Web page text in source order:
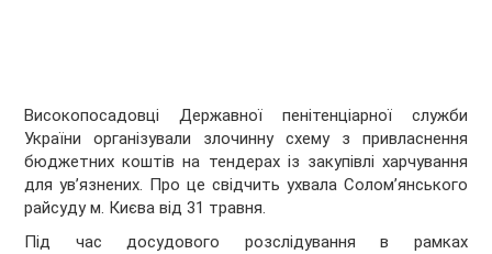
Високопосадовці Державної пенітенціарної служби
України організували злочинну схему з привласнення
бюджетних коштів на тендерах із закупівлі харчування
для ув’язнених. Про це свідчить ухвала Солом’янського
райсуду м. Києва від 31 травня.
Під час досудового розслідування в рамках